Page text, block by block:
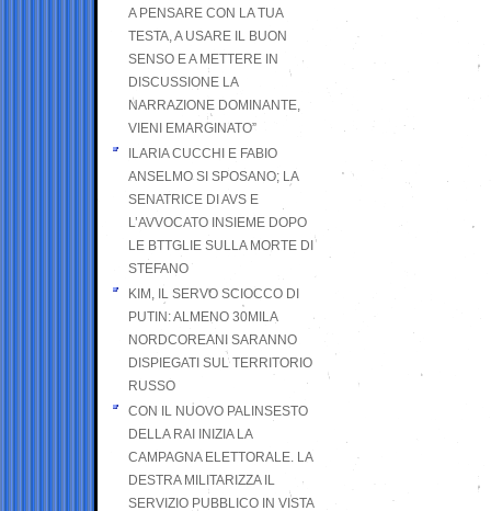
A PENSARE CON LA TUA
TESTA, A USARE IL BUON
SENSO E A METTERE IN
DISCUSSIONE LA
NARRAZIONE DOMINANTE,
VIENI EMARGINATO”
ILARIA CUCCHI E FABIO
ANSELMO SI SPOSANO; LA
SENATRICE DI AVS E
L’AVVOCATO INSIEME DOPO
LE BTTGLIE SULLA MORTE DI
STEFANO
KIM, IL SERVO SCIOCCO DI
PUTIN: ALMENO 30MILA
NORDCOREANI SARANNO
DISPIEGATI SUL TERRITORIO
RUSSO
CON IL NUOVO PALINSESTO
DELLA RAI INIZIA LA
CAMPAGNA ELETTORALE. LA
DESTRA MILITARIZZA IL
SERVIZIO PUBBLICO IN VISTA